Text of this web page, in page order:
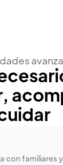
con familiares y